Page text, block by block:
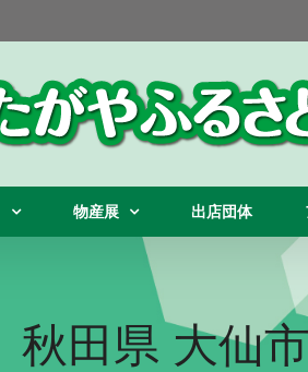
物産展 出店団体
秋田県 大仙市